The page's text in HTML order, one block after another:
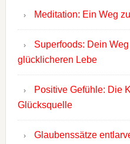
Meditation: Ein Weg
Superfoods: Dein
glücklicheren Lebe
Positive Gefühle: Die
Glücksquelle
Glaubenssätze